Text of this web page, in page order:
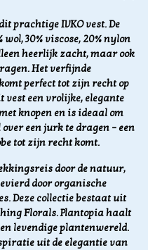
prachtige IVKO vest. De
30% viscose, 20% nylon
heerlijk zacht, maar ook
Het verfijnde
perfect tot zijn recht op
vest een vrolijke, elegante
knopen en is ideaal om
een jurk te dragen – een
tot zijn recht komt.
door de natuur,
door organische
Deze collectie bestaat uit
Florals. Plantopia haalt
levendige plantenwereld.
uit de elegantie van